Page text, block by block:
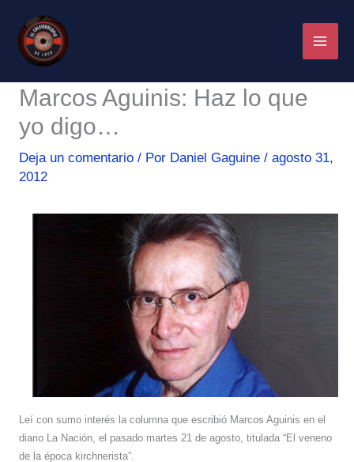
contenido
Marcos Aguinis: Haz lo que
yo digo…
Deja un comentario / Por Daniel Gaguine / agosto 31,
2012
Leí con sumo interés la columna que escribió Marcos Aguinis en el
diario La Nación, el pasado martes 21 de agosto, titulada “El veneno
de la época kirchnerista”.